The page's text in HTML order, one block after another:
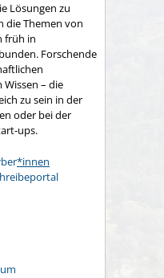
Lösungen zu
die Themen von
früh in
Forschende
– die
zu sein in der
oder bei der
ups.
*innen